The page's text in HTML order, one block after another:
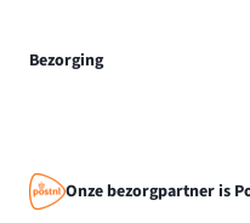
Bezorging
Onze bezorgpartner is